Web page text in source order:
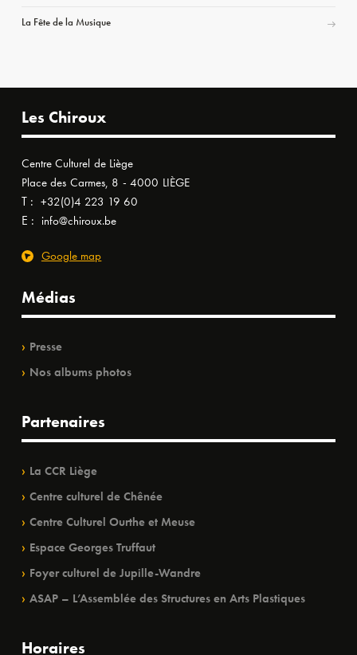
La Fête de la Musique
Les Chiroux
Centre Culturel de Liège
Place des Carmes, 8 - 4000 LIÈGE
T : +32(0)4 223 19 60
E : info@chiroux.be
Google map
Médias
Presse
Nos albums photos
Partenaires
La CCR Liège
Centre culturel de Chênée
Centre Culturel Ourthe et Meuse
Espace Georges Truffaut
Foyer culturel de Jupille-Wandre
ASAP – L’Assemblée des Structures en Arts Plastiques
Horaires